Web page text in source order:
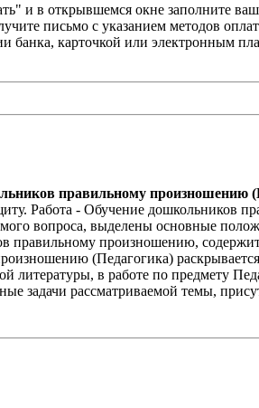
и в открывшемся окне заполните
письмо с указанием методов
банка, карточкой или электронным
правильному произношению
Работа - Обучение дошкольников
вопроса, выделены основные
правильному произношению,
(Педагогика)
литературы, в работе по предмету
задачи рассматриваемой темы,